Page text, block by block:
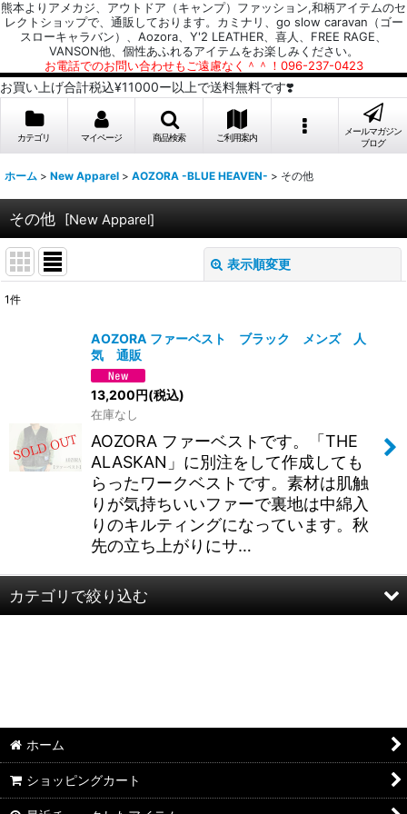
熊本よりアメカジ、アウトドア（キャンプ）ファッション,和柄アイテムのセ
レクトショップで、通販しております。カミナリ、go slow caravan（ゴー
スローキャラバン）、Aozora、Y'2 LEATHER、喜人、FREE RAGE、
VANSON他、個性あふれるアイテムをお楽しみください。
お電話でのお問い合わせもご遠慮なく＾＾！096-237-0423
お買い上げ合計税込¥11000ー以上で送料無料です❣️
カテゴリ マイページ 商品検索 ご利用案内
メールマガジン
ブログ
ホーム > New Apparel > AOZORA -BLUE HEAVEN- > その他
その他 [New Apparel]
表示順変更
1件
AOZORA ファーベスト ブラック メンズ 人
気 通販
13,200円(税込)
在庫なし
AOZORA ファーベストです。「THE
ALASKAN」に別注をして作成しても
らったワークベストです。素材は肌触
りが気持ちいいファーで裏地は中綿入
りのキルティングになっています。秋
先の立ち上がりにサ…
カテゴリで絞り込む
パンツ
レディース
ホーム
ショッピングカート